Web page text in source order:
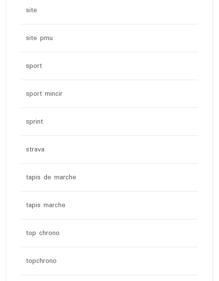
site
site pmu
sport
sport mincir
sprint
strava
tapis de marche
tapis marche
top chrono
topchrono